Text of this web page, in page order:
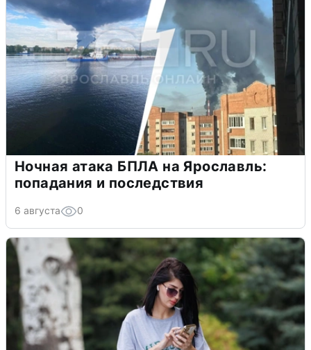
Ночная атака БПЛА на Ярославль:
попадания и последствия
6 августа 0